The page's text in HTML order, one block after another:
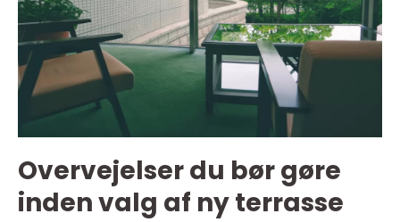
Overvejelser du bør gøre
inden valg af ny terrasse